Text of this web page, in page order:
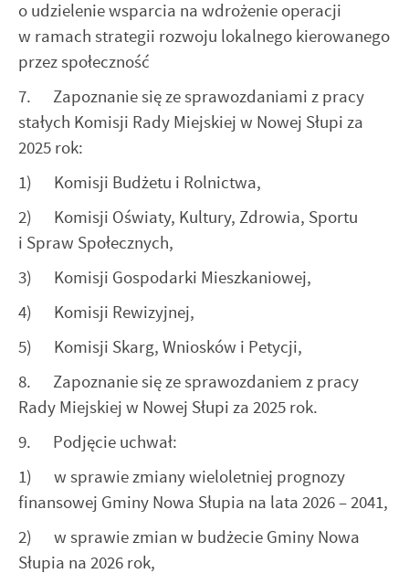
o udzielenie wsparcia na wdrożenie operacji
w ramach strategii rozwoju lokalnego kierowanego
przez społeczność
7. Zapoznanie się ze sprawozdaniami z pracy
stałych Komisji Rady Miejskiej w Nowej Słupi za
2025 rok:
1) Komisji Budżetu i Rolnictwa,
2) Komisji Oświaty, Kultury, Zdrowia, Sportu
i Spraw Społecznych,
3) Komisji Gospodarki Mieszkaniowej,
4) Komisji Rewizyjnej,
5) Komisji Skarg, Wniosków i Petycji,
8. Zapoznanie się ze sprawozdaniem z pracy
Rady Miejskiej w Nowej Słupi za 2025 rok.
9. Podjęcie uchwał:
1) w sprawie zmiany wieloletniej prognozy
finansowej Gminy Nowa Słupia na lata 2026 – 2041,
2) w sprawie zmian w budżecie Gminy Nowa
Słupia na 2026 rok,